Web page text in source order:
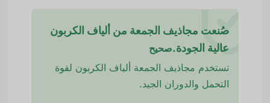
صُنعت مجاذيف الجمعة من ألياف الكربون
عالية الجودة.صحيح
تستخدم مجاذيف الجمعة ألياف الكربون لقوة
التحمل والدوران الجيد.